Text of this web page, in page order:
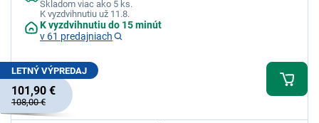
Skladom viac ako 5 ks.
K vyzdvihnutiu už 11.8.
K vyzdvihnutiu do 15 minút
v 61 predajniach
LETNÝ VÝPREDAJ
101,90 €
108,00 €